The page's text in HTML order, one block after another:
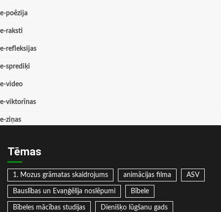
e-poēzija
e-raksti
e-refleksijas
e-sprediķi
e-video
e-viktorīnas
e-ziņas
Tēmas
1. Mozus grāmatas skaidrojums animācijas filma ASV
Bauslības un Evaņģēlija noslēpumi Bībele
Bībeles mācības studijas Dienišķo lūgšanu gads